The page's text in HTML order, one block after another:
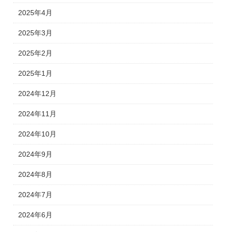
2025年4月
2025年3月
2025年2月
2025年1月
2024年12月
2024年11月
2024年10月
2024年9月
2024年8月
2024年7月
2024年6月